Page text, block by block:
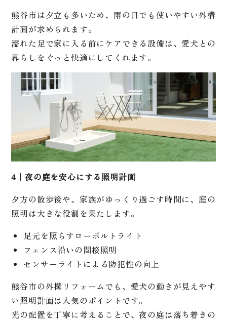
熊谷市は夕立も多いため、雨の日でも使いやすい外構
計画が求められます。
濡れた足で家に入る前にケアできる設備は、愛犬との
暮らしをぐっと快適にしてくれます。
4｜夜の庭を安心にする照明計画
夕方の散歩後や、家族がゆっくり過ごす時間に、庭の
照明は大きな役割を果たします。
足元を照らすローボルトライト
フェンス沿いの間接照明
センサーライトによる防犯性の向上
熊谷市の外構リフォームでも、愛犬の動きが見えやす
い照明計画は人気のポイントです。
光の配置を丁寧に考えることで、夜の庭は落ち着きの